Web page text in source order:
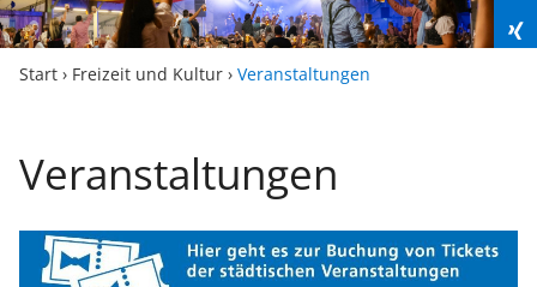
Start › Freizeit und Kultur › Veranstaltungen
Veranstaltungen